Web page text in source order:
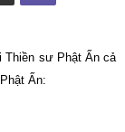
Thiền sư Phật Ấn cả
Ấn: